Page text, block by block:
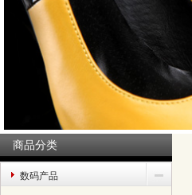
商品分类
数码产品